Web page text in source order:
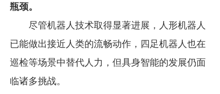
瓶颈。
尽管机器人技术取得显著进展，人形机器人
已能做出接近人类的流畅动作，四足机器人也在
巡检等场景中替代人力，但具身智能的发展仍面
临诸多挑战。